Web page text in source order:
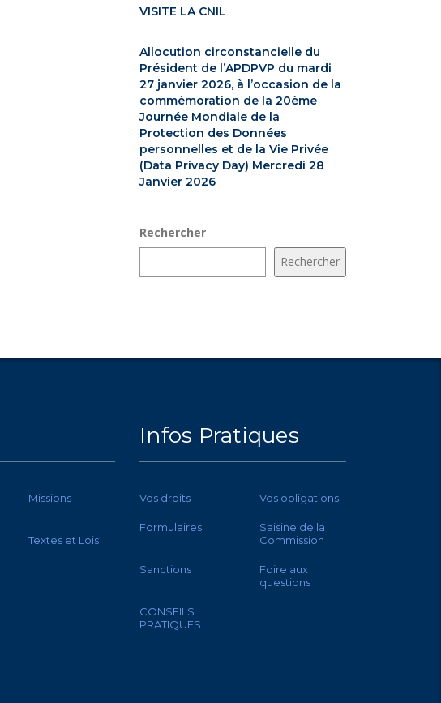
VISITE LA CNIL
Allocution circonstancielle du
Président de l’APDPVP du mardi
27 janvier 2026, à l’occasion de la
commémoration de la 20ème
Journée Mondiale de la
Protection des Données
personnelles et de la Vie Privée
(Data Privacy Day) Mercredi 28
Janvier 2026
Rechercher
Rechercher
Missions
Textes et Lois
Infos Pratiques
Vos droits Vos obligations
Formulaires
Saisine de la
Commission
Sanctions
Foire aux
questions
CONSEILS
PRATIQUES